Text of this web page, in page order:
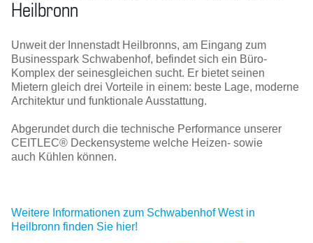
Heilbronn
Unweit der Innenstadt Heilbronns, am Eingang zum
Businesspark Schwabenhof, befindet sich ein Büro-
Komplex der seinesgleichen sucht. Er bietet seinen
Mietern gleich drei Vorteile in einem: beste Lage, moderne
Architektur und funktionale Ausstattung.
Abgerundet durch die technische Performance unserer
CEITLEC® Deckensysteme welche Heizen- sowie
auch Kühlen können.
Weitere Informationen zum Schwabenhof West in
Heilbronn finden Sie hier!